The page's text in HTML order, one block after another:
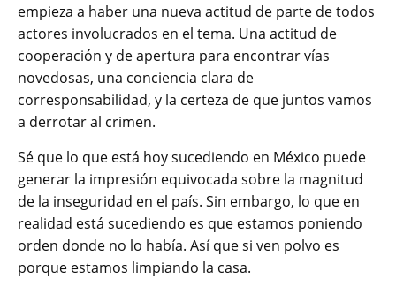
empieza a haber una nueva actitud de parte de todos
actores involucrados en el tema. Una actitud de
cooperación y de apertura para encontrar vías
novedosas, una conciencia clara de
corresponsabilidad, y la certeza de que juntos vamos
a derrotar al crimen.
Sé que lo que está hoy sucediendo en México puede
generar la impresión equivocada sobre la magnitud
de la inseguridad en el país. Sin embargo, lo que en
realidad está sucediendo es que estamos poniendo
orden donde no lo había. Así que si ven polvo es
porque estamos limpiando la casa.